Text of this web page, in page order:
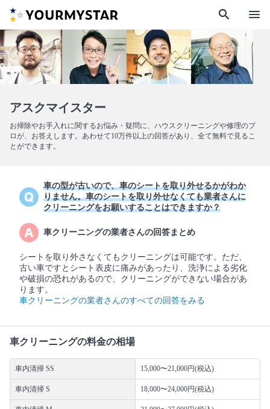
search menu
アスクマイスター
お掃除やお手入れに関するお悩み・疑問に、ハウスクリーニングや修理のプ
ロが、お答えします。あわせて10万件以上の回答があり、全て無料で見るこ
とができます。
車の型が古いので、車のシートを取り外せるかがわか
りません。車のシートを取り外せなくても業者さんに
クリーニングをお願いすることはできますか？
車クリーニングの業者さんの回答まとめ
シートを取り外さなくてもクリーニングは可能です。ただ、
古い車ですとシート表皮に痛みがあったり、洗浄による劣化
や破損の恐れがあるので、クリーニングができない場合があ
ります。
車クリーニングの業者さんのすべての回答をみる
車クリーニングの料金の相場
車内清掃 SS 15,000〜21,000円(税込)
車内清掃 S 18,000〜24,000円(税込)